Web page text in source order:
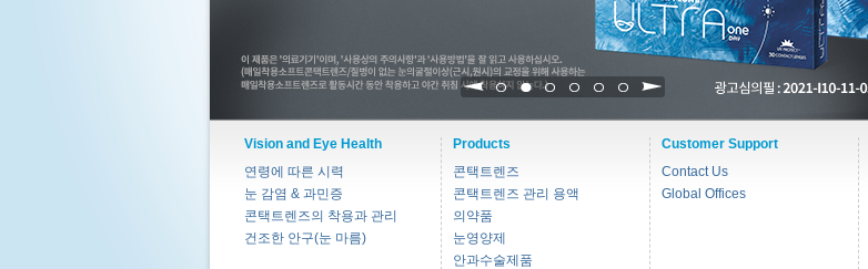
1 2 3 4 5 6
Vision and Eye Health
연령에 따른 시력
눈 감염 & 과민증
콘택트렌즈의 착용과 관리
건조한 안구(눈 마름)
Products
콘택트렌즈
콘택트렌즈 관리 용액
의약품
눈영양제
안과수술제품
Customer Support
Contact Us
Global Offices